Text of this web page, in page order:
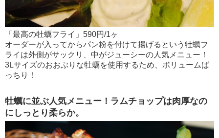
「最高の牡蠣フライ」590円/1ヶ
オーダーが入ってからパン粉を付けて揚げるという牡蠣フ
ライは外側がサックリ、中がジューシーの人気メニュー！
3Lサイズのおおぶりな牡蠣を使用するため、ボリュームば
っちり！
牡蠣に並ぶ人気メニュー！ラムチョップは肉厚なの
にしっとり柔らか。